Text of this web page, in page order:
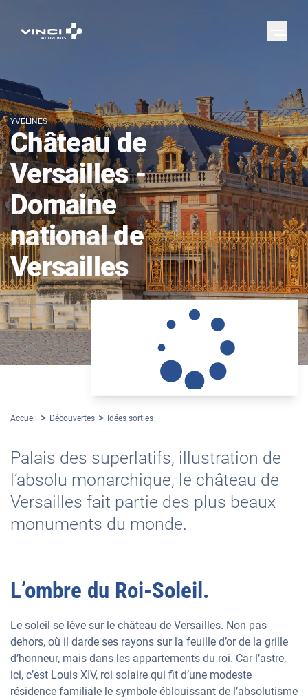
YVELINES
Château de
Versailles -
Domaine
national de
Versailles
Accueil Découvertes Idées sorties
Palais des superlatifs, illustration de
l’absolu monarchique, le château de
Versailles fait partie des plus beaux
monuments du monde.
L’ombre du Roi-Soleil.
Le soleil se lève sur le château de Versailles. Non pas
dehors, où il darde ses rayons sur la feuille d’or de la grille
d’honneur, mais dans les appartements du roi. Car l’astre,
ici, c’est Louis XIV, roi solaire qui fit d’une modeste
résidence familiale le symbole éblouissant de l’absolutisme